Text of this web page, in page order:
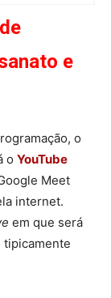
e
o
o YouTube
Meet
internet.
em que será
tipicamente